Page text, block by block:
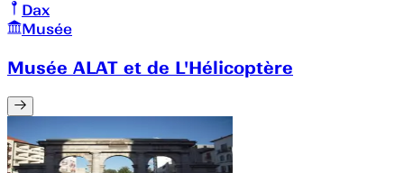
Dax
Musée
Musée ALAT et de L'Hélicoptère